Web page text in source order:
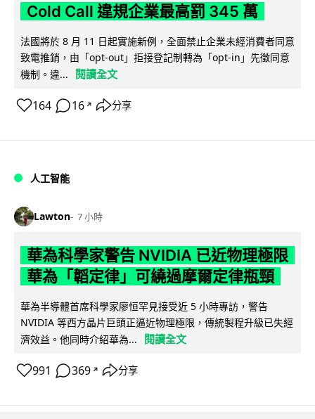
Cold Call 違規企業最高罰 345 萬
法國將於 8 月 11 日起實施新例，全面禁止企業未經消費者同意
致電推銷，由「opt-out」拒接登記制轉為「opt-in」先徵同意
機制。違...
閱讀全文
164 16 ↗ 分享
人工智能
Lawton 7 小時
華為科學家警告 NVIDIA 已近物理極限
華為「韜定律」可繞過摩爾定律瓶頸
華為半導體首席科學家廖恒罕見接受近 5 小時專訪，警告
NVIDIA 等西方晶片巨頭正逼近物理極限，傳統製程升級已失經
濟效益。他同時介紹華為...
閱讀全文
991 369 ↗ 分享